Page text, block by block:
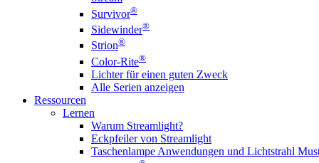
Survivor®
Sidewinder®
Strion®
Color-Rite®
Lichter für einen guten Zweck
Alle Serien anzeigen
Ressourcen
Lernen
Warum Streamlight?
Eckpfeiler von Streamlight
Taschenlampe Anwendungen und Lichtstrahl